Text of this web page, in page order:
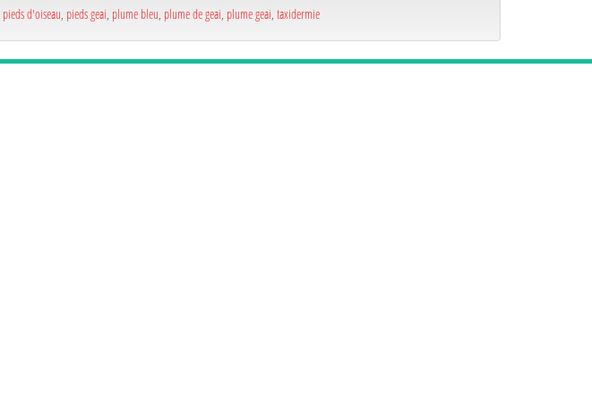
pieds d'oiseau, pieds geai, plume bleu, plume de geai, plume geai, taxidermie